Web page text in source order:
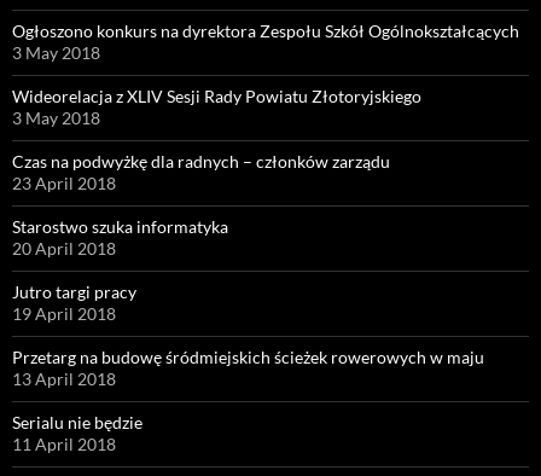
Ogłoszono konkurs na dyrektora Zespołu Szkół Ogólnokształcących
3 May 2018
Wideorelacja z XLIV Sesji Rady Powiatu Złotoryjskiego
3 May 2018
Czas na podwyżkę dla radnych – członków zarządu
23 April 2018
Starostwo szuka informatyka
20 April 2018
Jutro targi pracy
19 April 2018
Przetarg na budowę śródmiejskich ścieżek rowerowych w maju
13 April 2018
Serialu nie będzie
11 April 2018